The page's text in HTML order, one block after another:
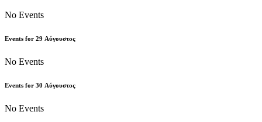
No Events
Events for 29 Αύγουστος
No Events
Events for 30 Αύγουστος
No Events